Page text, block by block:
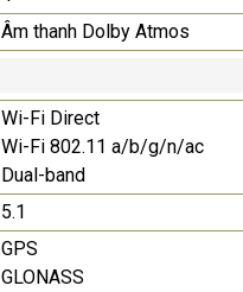
Âm thanh Dolby Atmos
Wi-Fi Direct
Wi-Fi 802.11 a/b/g/n/ac
Dual-band
5.1
GPS
GLONASS